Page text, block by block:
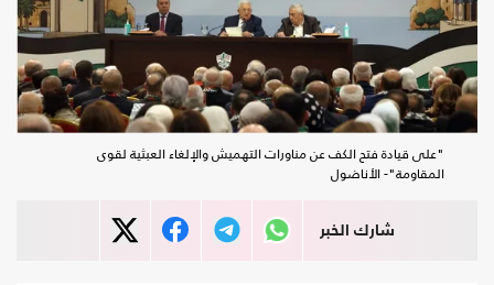
"على قيادة فتح الكف عن مناورات التهميش والإلغاء العبثية لقوى
المقاومة"- الأناضول
شارك الخبر